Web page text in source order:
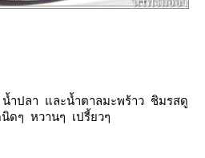
ำปลา และน้ำตาลมะพร้าว ชิมรสดู
ดๆ หวานๆ เปรี้ยวๆ